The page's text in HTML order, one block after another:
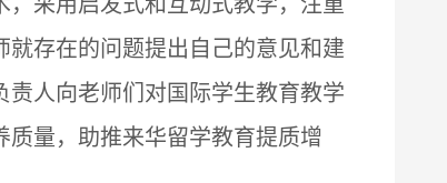
存在的问题提出自己的意见和建
人向老师们对国际学生教育教学
量，助推来华留学教育提质增